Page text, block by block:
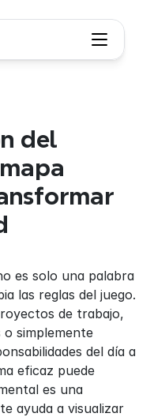
del
es solo una palabra
las reglas del juego.
de trabajo,
o simplemente
del día a
eficaz puede
es una
ayuda a visualizar